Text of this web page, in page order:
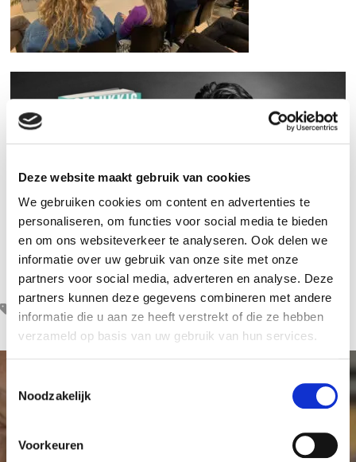
Deze website maakt gebruik van cookies
We gebruiken cookies om content en advertenties te
personaliseren, om functies voor social media te bieden
en om ons websiteverkeer te analyseren. Ook delen we
informatie over uw gebruik van onze site met onze
partners voor social media, adverteren en analyse. Deze
partners kunnen deze gegevens combineren met andere
informatie die u aan ze heeft verstrekt of die ze hebben
verzameld op basis van uw gebruik van hun services.
s
Noodzakelijk
Voorkeuren
ziek gelukkig
Maak meer onderzoek